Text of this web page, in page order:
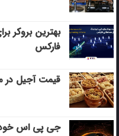
بهترین بروکر
فارکس
قیمت آجیل در
جی پی اس